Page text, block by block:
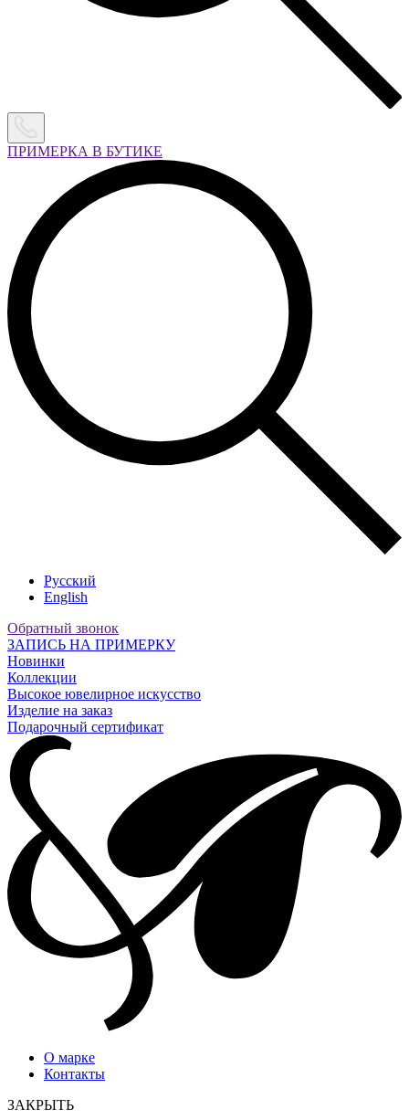
ПРИМЕРКА В БУТИКЕ
Русский
English
Обратный звонок
ЗАПИСЬ НА ПРИМЕРКУ
Новинки
Коллекции
Высокое ювелирное искусство
Изделие на заказ
Подарочный сертификат
О марке
Контакты
ЗАКРЫТЬ